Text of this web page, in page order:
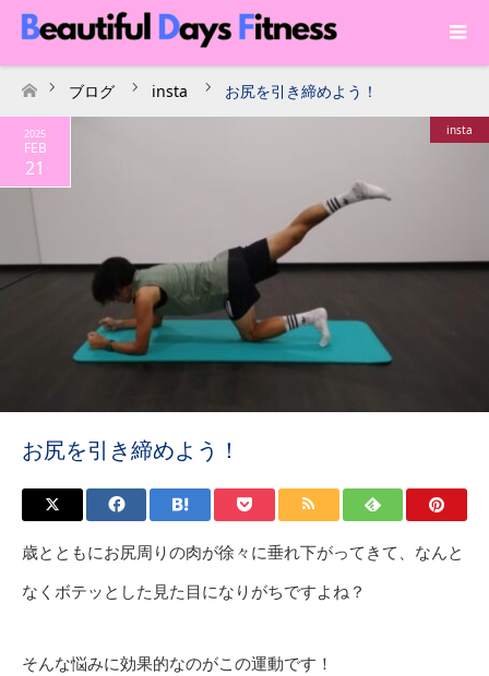
ホーム
ブログ insta お尻を引き締めよう！
2025
FEB
21
insta
お尻を引き締めよう！
歳とともにお尻周りの肉が徐々に垂れ下がってきて、なんと
なくボテッとした見た目になりがちですよね？
そんな悩みに効果的なのがこの運動です！